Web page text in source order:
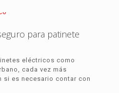
para patinete
eléctricos como
cada vez más
si es necesario contar con